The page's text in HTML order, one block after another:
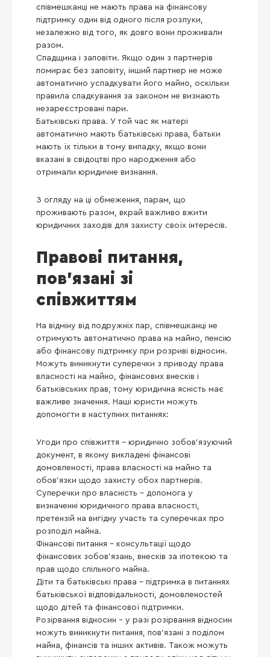
співмешканці не мають права на фінансову
підтримку один від одного після розлуки,
незалежно від того, як довго вони проживали
разом.
Спадщина і заповіти. Якщо один з партнерів
помирає без заповіту, інший партнер не може
автоматично успадкувати його майно, оскільки
правила спадкування за законом не визнають
незареєстровані пари.
Батьківські права. У той час як матері
автоматично мають батьківські права, батьки
мають їх тільки в тому випадку, якщо вони
вказані в свідоцтві про народження або
отримали юридичне визнання.
З огляду на ці обмеження, парам, що
проживають разом, вкрай важливо вжити
юридичних заходів для захисту своїх інтересів.
Правові питання,
пов’язані зі
співжиттям
На відміну від подружніх пар, співмешканці не
отримують автоматично права на майно, пенсію
або фінансову підтримку при розриві відносин.
Можуть виникнути суперечки з приводу права
власності на майно, фінансових внесків і
батьківських прав, тому юридична ясність має
важливе значення. Наші юристи можуть
допомогти в наступних питаннях:
Угоди про співжиття – юридично зобов’язуючий
документ, в якому викладені фінансові
домовленості, права власності на майно та
обов’язки щодо захисту обох партнерів.
Суперечки про власність – допомога у
визначенні юридичного права власності,
претензій на вигідну участь та суперечках про
розподіл майна.
Фінансові питання – консультації щодо
фінансових зобов’язань, внесків за іпотекою та
прав щодо спільного майна.
Діти та батьківські права – підтримка в питаннях
батьківської відповідальності, домовленостей
щодо дітей та фінансової підтримки.
Розірвання відносин – у разі розірвання відносин
можуть виникнути питання, пов’язані з поділом
майна, фінансів та інших активів. Також можуть